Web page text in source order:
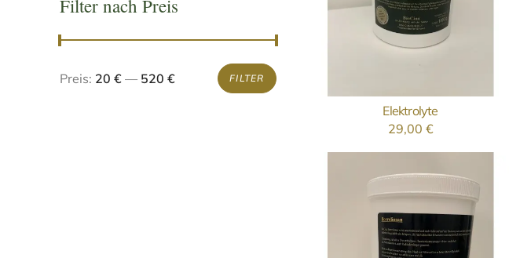
Filter nach Preis
FILTER
Preis: 20 € — 520 €
AUSFÜHRUNG WÄHLEN
Elektrolyte
29,00 €